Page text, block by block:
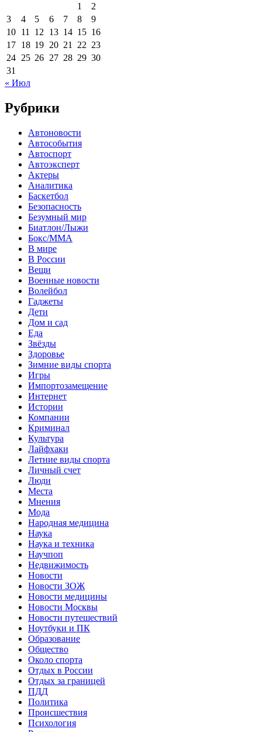
1
2
3
4 5 6 7 8
9
10 11 12 13 14 15 16
17 18 19 20 21 22 23
24 25 26 27 28 29 30
31
« Июл
Рубрики
Автоновости
Автособытия
Автоспорт
Автоэксперт
Актеры
Аналитика
Баскетбол
Безопасность
Безумный мир
Биатлон/Лыжи
Бокс/MMA
В мире
В России
Вещи
Военные новости
Волейбол
Гаджеты
Дети
Дом и сад
Еда
Звёзды
Здоровье
Зимние виды спорта
Игры
Импортозамещение
Интернет
Истории
Компании
Криминал
Культура
Лайфхаки
Летние виды спорта
Личный счет
Люди
Места
Мнения
Мода
Народная медицина
Наука
Наука и техника
Научпоп
Недвижимость
Новости
Новости ЗОЖ
Новости медицины
Новости Москвы
Новости путешествий
Ноутбуки и ПК
Образование
Общество
Около спорта
Отдых в России
Отдых за границей
ПДД
Политика
Происшествия
Психология